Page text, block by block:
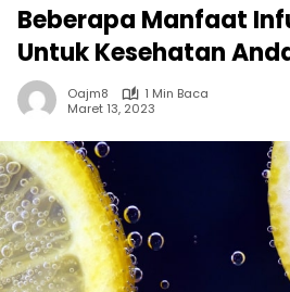
Beberapa Manfaat
Untuk Kesehatan
Oajm8
1 Min Baca
Maret 13, 2023